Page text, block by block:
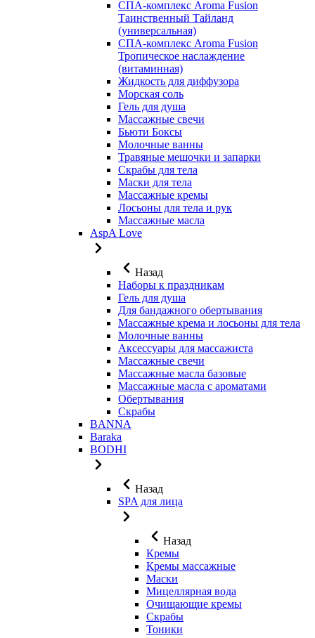
СПА-комплекс Aroma Fusion
Таинственный Тайланд
(универсальная)
СПА-комплекс Aroma Fusion
Тропическое наслаждение
(витаминная)
Жидкость для диффузора
Морская соль
Гель для душа
Массажные свечи
Бьюти Боксы
Молочные ванны
Травяные мешочки и запарки
Скрабы для тела
Маски для тела
Массажные кремы
Лосьоны для тела и рук
Массажные масла
AspA Love
Назад
Наборы к праздникам
Гель для душа
Для бандажного обертывания
Массажные крема и лосьоны для тела
Молочные ванны
Аксессуары для массажиста
Массажные свечи
Массажные масла базовые
Массажные масла с ароматами
Обертывания
Скрабы
BANNA
Baraka
BODHI
Назад
SPA для лица
Назад
Кремы
Кремы массажные
Маски
Мицеллярная вода
Очищающие кремы
Скрабы
Тоники